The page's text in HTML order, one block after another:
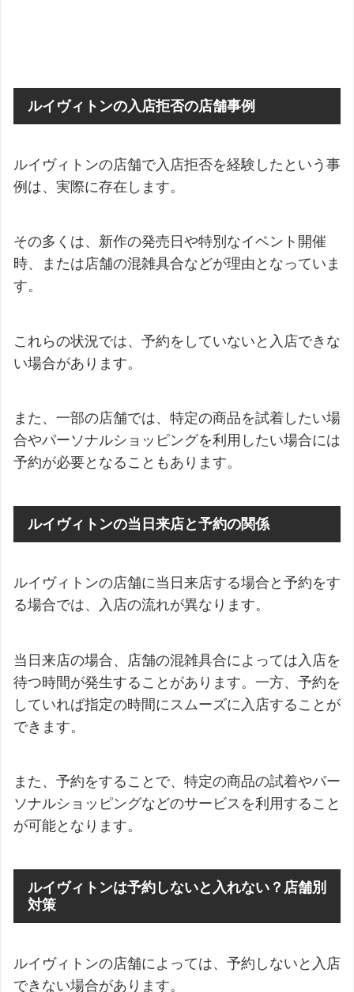
ルイヴィトンの入店拒否の店舗事例
ルイヴィトンの店舗で入店拒否を経験したという事
例は、実際に存在します。
その多くは、新作の発売日や特別なイベント開催
時、または店舗の混雑具合などが理由となっていま
す。
これらの状況では、予約をしていないと入店できな
い場合があります。
また、一部の店舗では、特定の商品を試着したい場
合やパーソナルショッピングを利用したい場合には
予約が必要となることもあります。
ルイヴィトンの当日来店と予約の関係
ルイヴィトンの店舗に当日来店する場合と予約をす
る場合では、入店の流れが異なります。
当日来店の場合、店舗の混雑具合によっては入店を
待つ時間が発生することがあります。一方、予約を
していれば指定の時間にスムーズに入店することが
できます。
また、予約をすることで、特定の商品の試着やパー
ソナルショッピングなどのサービスを利用すること
が可能となります。
ルイヴィトンは予約しないと入れない？店舗別
対策
ルイヴィトンの店舗によっては、予約しないと入店
できない場合があります。